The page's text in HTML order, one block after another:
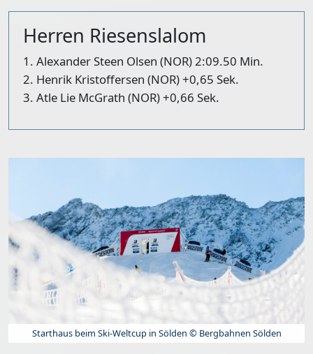
Herren Riesenslalom
1. Alexander Steen Olsen (NOR) 2:09.50 Min.
2. Henrik Kristoffersen (NOR) +0,65 Sek.
3. Atle Lie McGrath (NOR) +0,66 Sek.
Starthaus beim Ski-Weltcup in Sölden © Bergbahnen Sölden